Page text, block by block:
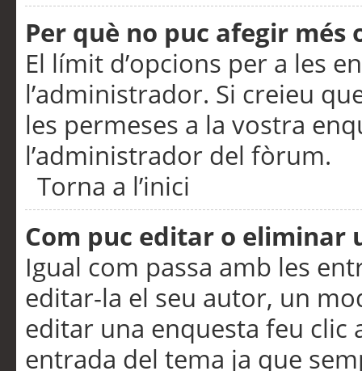
Per què no puc afegir més
El límit d’opcions per a les
l’administrador. Si creieu
les permeses a la vostra
l’administrador del fòrum.
Torna a l’inici
Com puc editar o eliminar
Igual com passa amb les
editar-la el seu autor, un
editar una enquesta feu clic
entrada del tema ja que